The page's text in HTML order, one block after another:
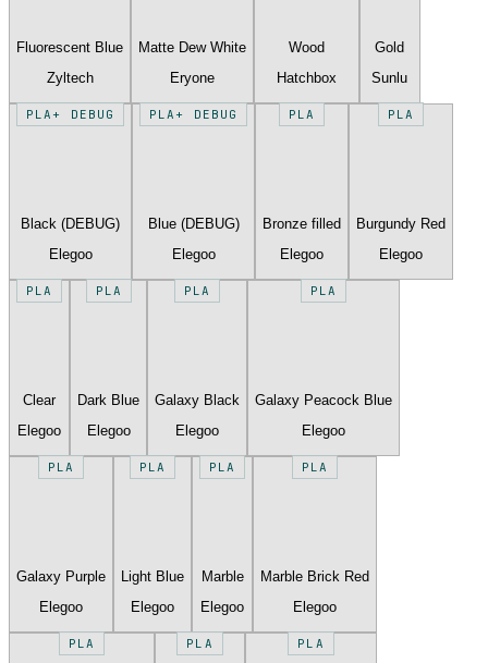
Fluorescent Blue
Zyltech
Matte Dew White
Eryone
Wood
Hatchbox
Gold
Sunlu
PLA+ DEBUG
Black (DEBUG)
Elegoo
PLA+ DEBUG
Blue (DEBUG)
Elegoo
PLA
Bronze filled
Elegoo
PLA
Burgundy Red
Elegoo
PLA
Clear
Elegoo
PLA
Dark Blue
Elegoo
PLA
Galaxy Black
Elegoo
PLA
Galaxy Peacock Blue
Elegoo
PLA
Galaxy Purple
Elegoo
PLA
Light Blue
Elegoo
PLA
Marble
Elegoo
PLA
Marble Brick Red
Elegoo
PLA PLA PLA